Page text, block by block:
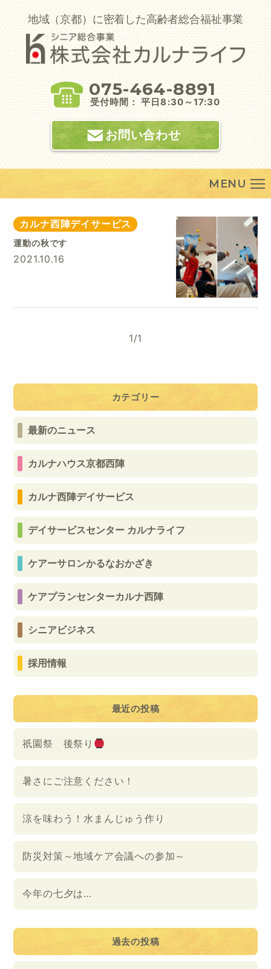
Skip
to
content
地域（京都）に密着した高齢者総合福祉事業
075-464-8891
受付時間： 平日8:30～17:30
お問い合わせ
MENU
カテゴリー
最新のニュース
カルナハウス京都西陣
カルナ西陣デイサービス
デイサービスセンター カルナライフ
ケアーサロンかるなおかざき
ケアプランセンターカルナ西陣
シニアビジネス
採用情報
最近の投稿
祇園祭 後祭り
暑さにご注意ください！
涼を味わう！水まんじゅう作り
防災対策～地域ケア会議への参加～
今年の七夕は…
過去の投稿
カルナ西陣デイサービス
運動の秋です
2021.10.16
1/1